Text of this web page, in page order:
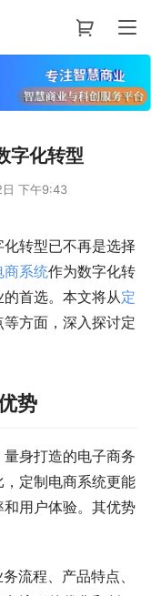
字化转型
下午9:43
转型已不再是选择
商系统作为数字化转
首选。本文将从定
方面，深入探讨定
势
身打造的电子商务
定制电商系统更能
用户体验。其优势
流程、产品特点、